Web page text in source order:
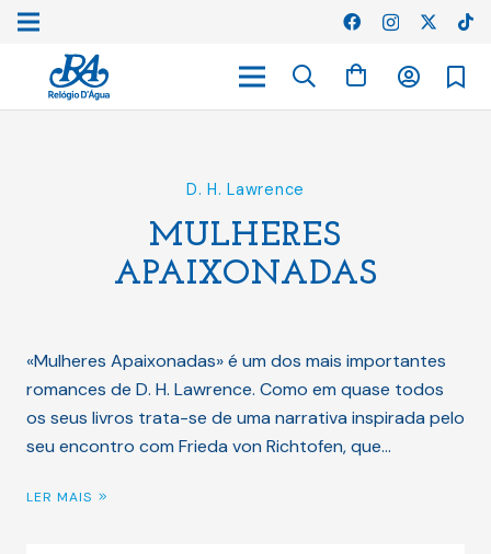
D. H. Lawrence
MULHERES
APAIXONADAS
«Mulheres Apaixonadas» é um dos mais importantes
romances de D. H. Lawrence. Como em quase todos
os seus livros trata-se de uma narrativa inspirada pelo
seu encontro com Frieda von Richtofen, que…
LER MAIS